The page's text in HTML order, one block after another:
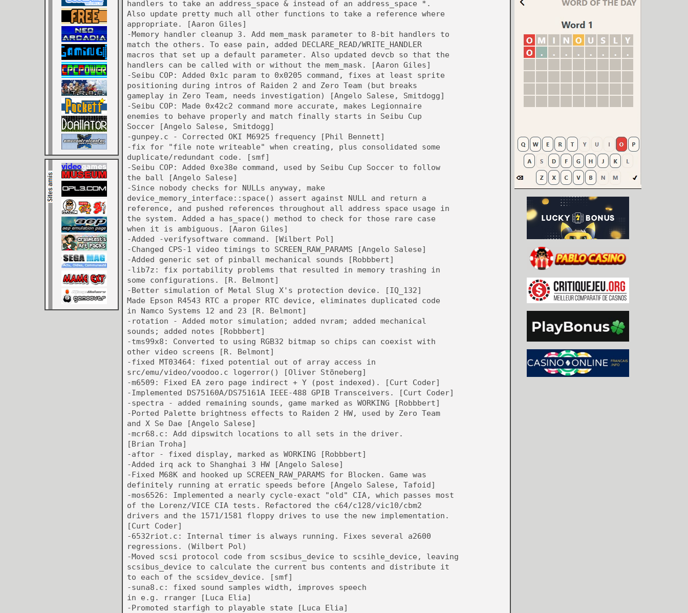
handlers to take an address_space & instead of an address_space *.
Also update pretty much all other functions to take a reference where
appropriate. [Aaron Giles]
-Memory handler cleanup 3. Add mem_mask parameter to 8-bit handlers to
match the others. To ease pain, added DECLARE_READ/WRITE_HANDLER
macros that set up a default parameter. Also updated devcb so that the
handlers can be called with or without the mem_mask. [Aaron Giles]
-Seibu COP: Added 0x1c param to 0x0205 command, fixes at least sprite
positioning during intros of Raiden 2 and Zero Team (but breaks
gameplay in Zero Team, needs investigation) [Angelo Salese, Smitdogg]
-Seibu COP: Made 0x42c2 command more accurate, makes Legionnaire
enemies to behave properly and match finally starts in Seibu Cup
Soccer [Angelo Salese, Smitdogg]
-gunpey.c - Corrected OKI M6925 frequency [Phil Bennett]
-fix for "file note writeable" when creating, plus consolidated some
duplicate/redundant code. [smf]
-Seibu COP: Added 0xe38e command, used by Seibu Cup Soccer to follow
the ball [Angelo Salese]
-Since nobody checks for NULLs anyway, make
device_memory_interface::space() assert against NULL and return a
reference, and pushed references throughout all address space usage in
the system. Added a has_space() method to check for those rare case
when it is ambiguous. [Aaron Giles]
-Added -verifysoftware command. [Wilbert Pol]
-Changed CPS-1 video timings to SCREEN_RAW_PARAMS [Angelo Salese]
-Added generic set of pinball mechanical sounds [Robbbert]
-lib7z: fix portability problems that resulted in memory trashing in
some configurations. [R. Belmont]
-Better simulation of Metal Slug X's protection device. [IQ_132]
Made Epson R4543 RTC a proper RTC device, eliminates duplicated code
in Namco Systems 12 and 23 [R. Belmont]
-rotation - Added motor simulation; added nvram; added mechanical
sounds; added notes [Robbbert]
-tms99x8: Converted to using RGB32 bitmap so chips can coexist with
other video screens [R. Belmont]
-fixed MT03464: fixed potential out of array access in
src/emu/video/voodoo.c logerror() [Oliver Stöneberg]
-m6509: Fixed EA zero page indirect + Y (post indexed). [Curt Coder]
-Implemented DS75160A/DS75161A IEEE-488 GPIB Transceivers. [Curt Coder]
-spectra - added remaining sounds, game marked as WORKING [Robbbert]
-Ported Palette brightness effects to Raiden 2 HW, used by Zero Team
and X Se Dae [Angelo Salese]
-mcr68.c: Add dipswitch locations to all sets in the driver.
[Brian Troha]
-aftor - fixed display, marked as WORKING [Robbbert]
-Added irq ack to Shanghai 3 HW [Angelo Salese]
-Fixed M68K and hooked up SCREEN_RAW_PARAMS for Blocken. Game was
definitely running at erratic speeds before [Angelo Salese, Tafoid]
-mos6526: Implemented a nearly cycle-exact "old" CIA, which passes most
of the Lorenz/VICE CIA tests. Refactored the c64/c128/vic10/cbm2
drivers and the 1571/1581 floppy drives to use the new implementation.
[Curt Coder]
-6532riot.c: Internal timer is always running. Fixes several a2600
regressions. (Wilbert Pol)
-Moved scsi protocol code from scsibus_device to scsihle_device, leaving
scsibus_device to calculate the current bus contents and distribute it
to each of the scsidev_device. [smf]
-suna8.c: fixed sound samples width, improves speech
in e.g. rranger [Luca Elia]
-Promoted starfigh to playable state [Luca Elia]